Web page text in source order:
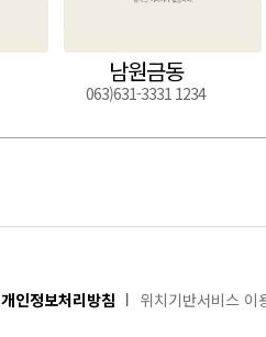
남원금동
063)631-3331 1234
개인정보처리방침 위치기반서비스 이